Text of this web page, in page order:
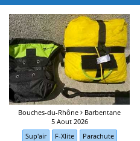
Bouches-du-Rhône Barbentane
5 Aout 2026
Sup'air
F-Xlite Parachute